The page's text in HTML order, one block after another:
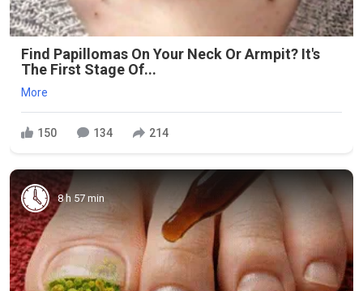
Find Papillomas On Your Neck Or Armpit? It's
The First Stage Of...
More
150 134 214
8 h 57 min